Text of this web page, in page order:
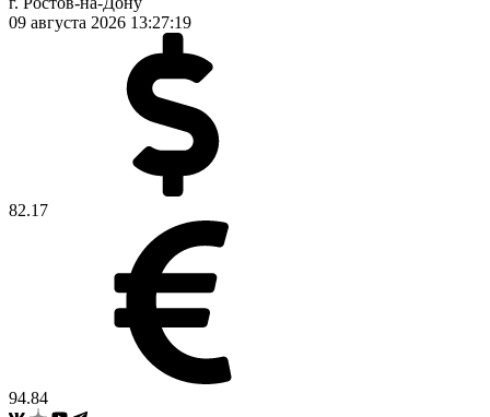
09 августа 2026 13:27:19
82.17
94.84